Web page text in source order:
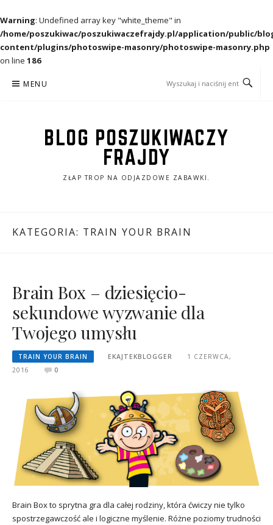
Warning: Undefined array key "white_theme" in
/home/poszukiwac/poszukiwaczefrajdy.pl/application/public/
content/plugins/photoswipe-masonry/photoswipe-masonry.php
on line 186
MENU
BLOG POSZUKIWACZY
FRAJDY
ZŁAP TROP NA ODJAZDOWE ZABAWKI.
KATEGORIA: TRAIN YOUR BRAIN
Brain Box – dziesięcio-
sekundowe wyzwanie dla
Twojego umysłu
TRAIN YOUR BRAIN EKAJTEKBLOGGER
1 CZERWCA,
2016
0
Brain Box to sprytna gra dla całej rodziny, która ćwiczy nie tylko
spostrzegawczość ale i logiczne myślenie. Różne poziomy trudności